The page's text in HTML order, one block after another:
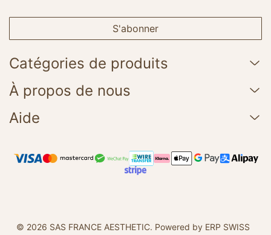
S'abonner
Catégories de produits
À propos de nous
Aide
© 2026 SAS FRANCE AESTHETIC. Powered by ERP SWISS